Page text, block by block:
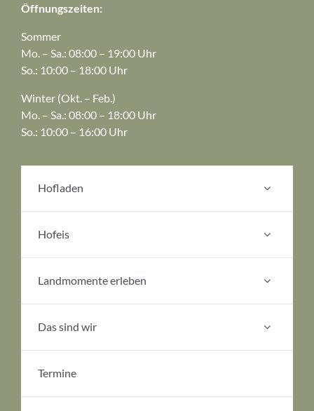
Öffnungszeiten:
Sommer
Mo. – Sa.: 08:00 – 19:00 Uhr
So.: 10:00 – 18:00 Uhr
Winter (Okt. – Feb.)
Mo. – Sa.: 08:00 – 18:00 Uhr
So.: 10:00 – 16:00 Uhr
Hofladen
Hofeis
Landmomente erleben
Das sind wir
Termine